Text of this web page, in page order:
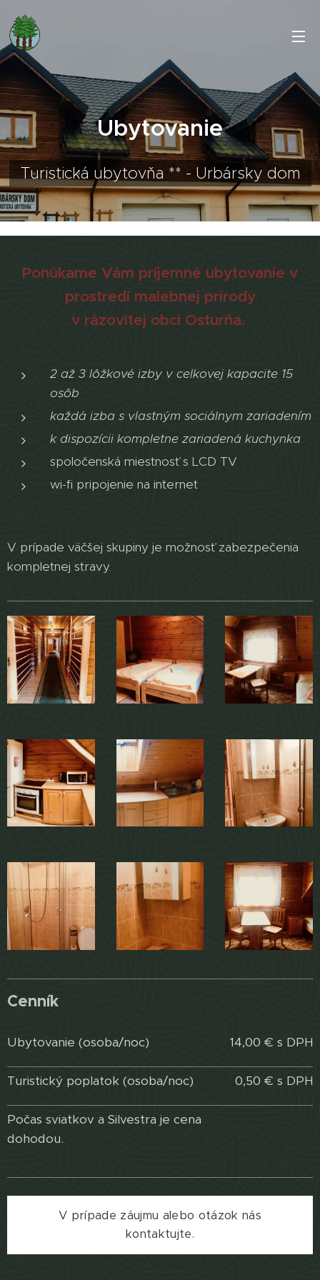
Ubytovanie
Turistická ubytovňa ** - Urbársky dom
Ponúkame Vám príjemné ubytovanie v
prostredí malebnej prírody
v rázovitej obci Osturňa.
2 až 3 lôžkové izby v celkovej kapacite 15
osôb
každá izba s vlastným sociálnym zariadením
k dispozícii kompletne zariadená kuchynka
spoločenská miestnosť s LCD TV
wi-fi pripojenie na internet
V prípade väčšej skupiny je možnosť zabezpečenia
kompletnej stravy.
Cenník
Ubytovanie (osoba/noc) 14,00 € s DPH
Turistický poplatok (osoba/noc) 0,50 € s DPH
Počas sviatkov a Silvestra je cena
dohodou.
V prípade záujmu alebo otázok nás
kontaktujte.